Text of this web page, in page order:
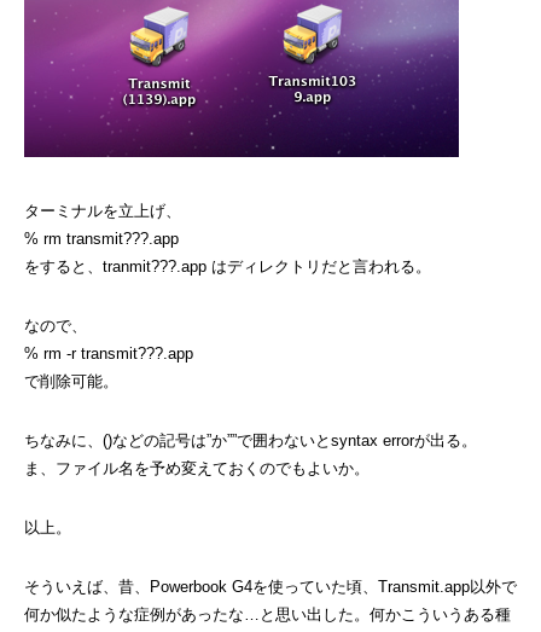
ターミナルを立上げ、
% rm transmit???.app
をすると、tranmit???.app はディレクトリだと言われる。
なので、
% rm -r transmit???.app
で削除可能。
ちなみに、()などの記号は”か””で囲わないとsyntax errorが出る。
ま、ファイル名を予め変えておくのでもよいか。
以上。
そういえば、昔、Powerbook G4を使っていた頃、Transmit.app以外で
何か似たような症例があったな…と思い出した。何かこういうある種